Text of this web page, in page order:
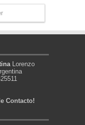
Lorenzo
Contacto!